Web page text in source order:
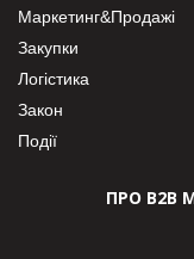
Маркетинг&Продажі
Закупки
Логістика
Закон
Події
ПРО В2В